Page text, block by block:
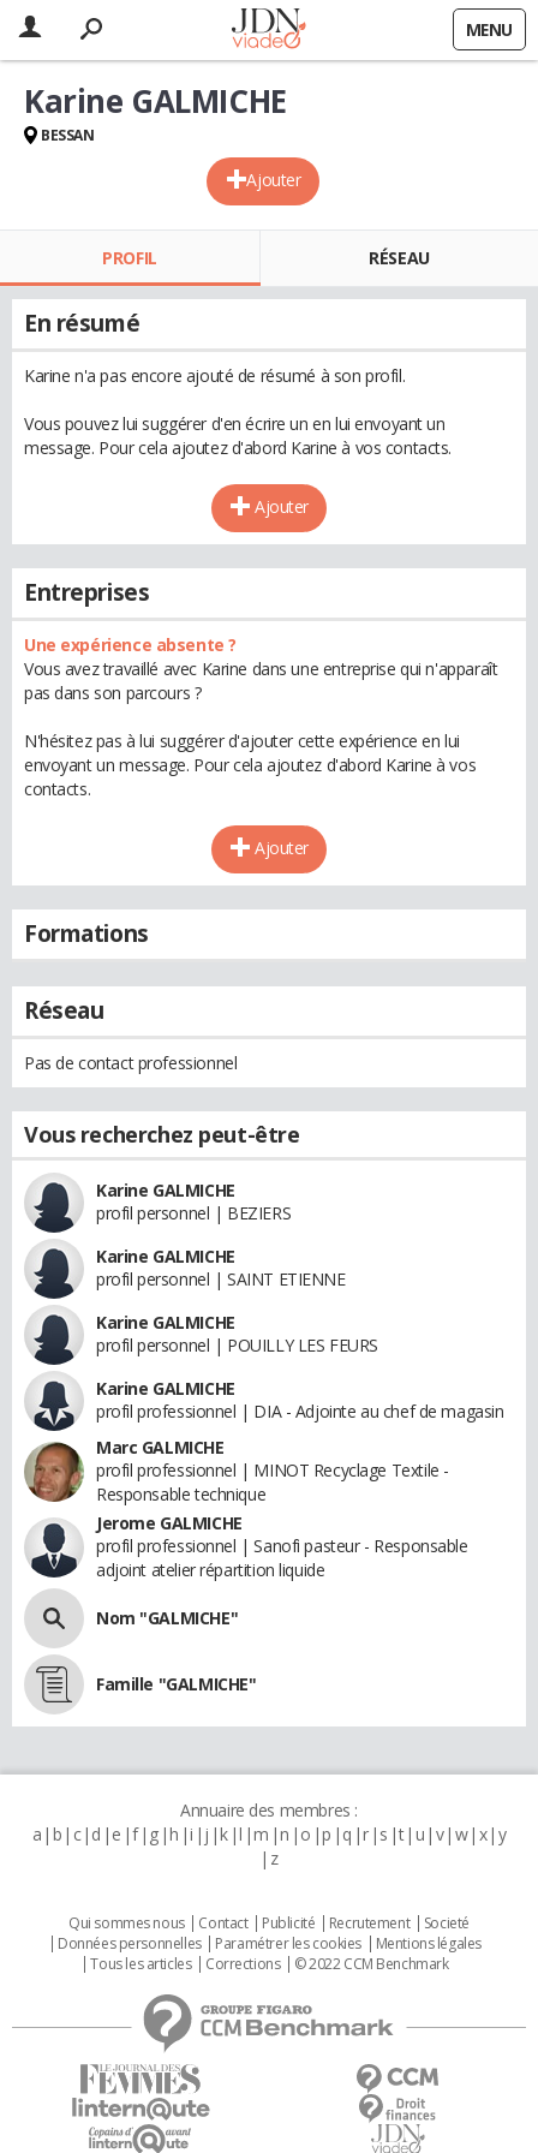
MENU
Ajouter
Karine GALMICHE
BESSAN
PROFIL RÉSEAU
En résumé
Karine n'a pas encore ajouté de résumé à son profil.
Vous pouvez lui suggérer d'en écrire un en lui envoyant un
message. Pour cela ajoutez d'abord Karine à vos contacts.
Ajouter
Entreprises
Une expérience absente ?
Vous avez travaillé avec Karine dans une entreprise qui n'apparaît
pas dans son parcours ?
N'hésitez pas à lui suggérer d'ajouter cette expérience en lui
envoyant un message. Pour cela ajoutez d'abord Karine à vos
contacts.
Ajouter
Formations
Réseau
Pas de contact professionnel
Vous recherchez peut-être
Karine GALMICHE
profil personnel | BEZIERS
Karine GALMICHE
profil personnel | SAINT ETIENNE
Karine GALMICHE
profil personnel | POUILLY LES FEURS
Karine GALMICHE
profil professionnel | DIA - Adjointe au chef de magasin
Marc GALMICHE
profil professionnel | MINOT Recyclage Textile -
Responsable technique
Jerome GALMICHE
profil professionnel | Sanofi pasteur - Responsable
adjoint atelier répartition liquide
Nom "GALMICHE"
Famille "GALMICHE"
Annuaire des membres :
a b c d e f g h i j k l m n o p q r s t u v w x y
z
Qui sommes nous Contact Publicité Recrutement
Societé
Données personnelles
Paramétrer les cookies
Mentions légales
Tous les articles
Corrections © 2022 CCM Benchmark